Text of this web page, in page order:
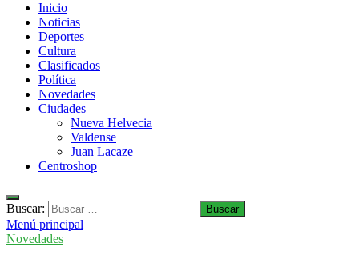
Rosario Web
Todas la noticias de Rosario y la zona
Inicio
Noticias
Deportes
Cultura
Clasificados
Política
Novedades
Ciudades
Nueva Helvecia
Valdense
Juan Lacaze
Centroshop
Buscar:
Menú principal
Novedades